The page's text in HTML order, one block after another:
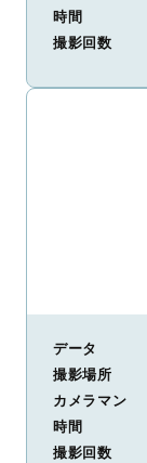
時間
撮影回数
データ
撮影場所
カメラマン
時間
撮影回数